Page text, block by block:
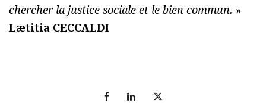
chercher la justice sociale et le bien commun. »
Lætitia CECCALDI